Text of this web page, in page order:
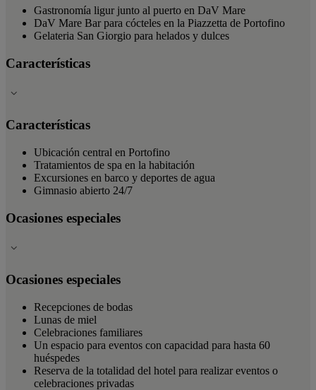
Gastronomía ligur junto al puerto en DaV Mare
DaV Mare Bar para cócteles en la Piazzetta de Portofino
Gelateria San Giorgio para helados y dulces
Características
Características
Ubicación central en Portofino
Tratamientos de spa en la habitación
Excursiones en barco y deportes de agua
Gimnasio abierto 24/7
Ocasiones especiales
Ocasiones especiales
Recepciones de bodas
Lunas de miel
Celebraciones familiares
Un espacio para eventos con capacidad para hasta 60
huéspedes
Reserva de la totalidad del hotel para realizar eventos o
celebraciones privadas